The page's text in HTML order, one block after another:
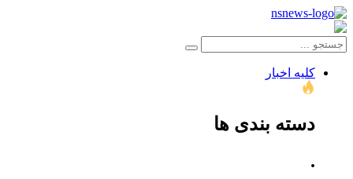
کلیه اخبار
دسته بندی ها
.